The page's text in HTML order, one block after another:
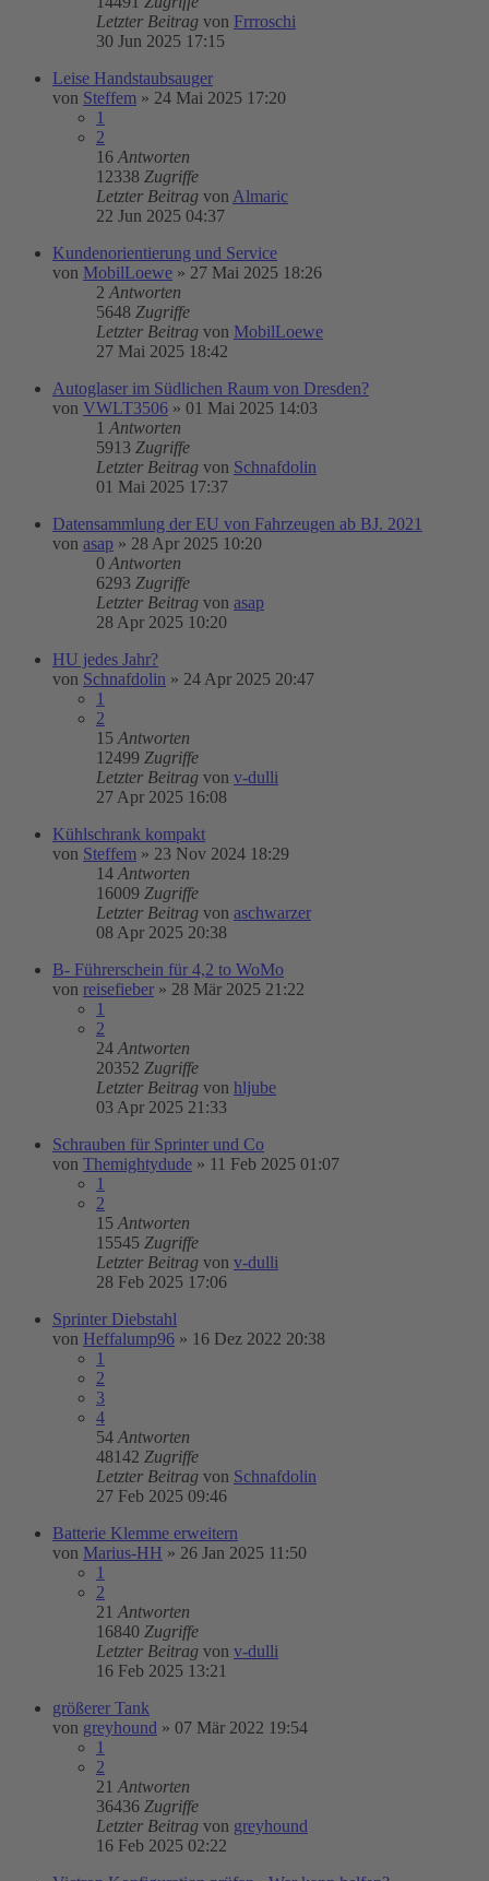
Letzter Beitrag von Frrroschi
30 Jun 2025 17:15
Leise Handstaubsauger
von Steffem » 24 Mai 2025 17:20
1
2
16 Antworten
12338 Zugriffe
Letzter Beitrag von Almaric
22 Jun 2025 04:37
Kundenorientierung und Service
von MobilLoewe » 27 Mai 2025 18:26
2 Antworten
5648 Zugriffe
Letzter Beitrag von MobilLoewe
27 Mai 2025 18:42
Autoglaser im Südlichen Raum von Dresden?
von VWLT3506 » 01 Mai 2025 14:03
1 Antworten
5913 Zugriffe
Letzter Beitrag von Schnafdolin
01 Mai 2025 17:37
Datensammlung der EU von Fahrzeugen ab BJ. 2021
von asap » 28 Apr 2025 10:20
0 Antworten
6293 Zugriffe
Letzter Beitrag von asap
28 Apr 2025 10:20
HU jedes Jahr?
von Schnafdolin » 24 Apr 2025 20:47
1
2
15 Antworten
12499 Zugriffe
Letzter Beitrag von v-dulli
27 Apr 2025 16:08
Kühlschrank kompakt
von Steffem » 23 Nov 2024 18:29
14 Antworten
16009 Zugriffe
Letzter Beitrag von aschwarzer
08 Apr 2025 20:38
B- Führerschein für 4,2 to WoMo
von reisefieber » 28 Mär 2025 21:22
1
2
24 Antworten
20352 Zugriffe
Letzter Beitrag von hljube
03 Apr 2025 21:33
Schrauben für Sprinter und Co
von Themightydude » 11 Feb 2025 01:07
1
2
15 Antworten
15545 Zugriffe
Letzter Beitrag von v-dulli
28 Feb 2025 17:06
Sprinter Diebstahl
von Heffalump96 » 16 Dez 2022 20:38
1
2
3
4
54 Antworten
48142 Zugriffe
Letzter Beitrag von Schnafdolin
27 Feb 2025 09:46
Batterie Klemme erweitern
von Marius-HH » 26 Jan 2025 11:50
1
2
21 Antworten
16840 Zugriffe
Letzter Beitrag von v-dulli
16 Feb 2025 13:21
größerer Tank
von greyhound » 07 Mär 2022 19:54
1
2
21 Antworten
36436 Zugriffe
Letzter Beitrag von greyhound
16 Feb 2025 02:22